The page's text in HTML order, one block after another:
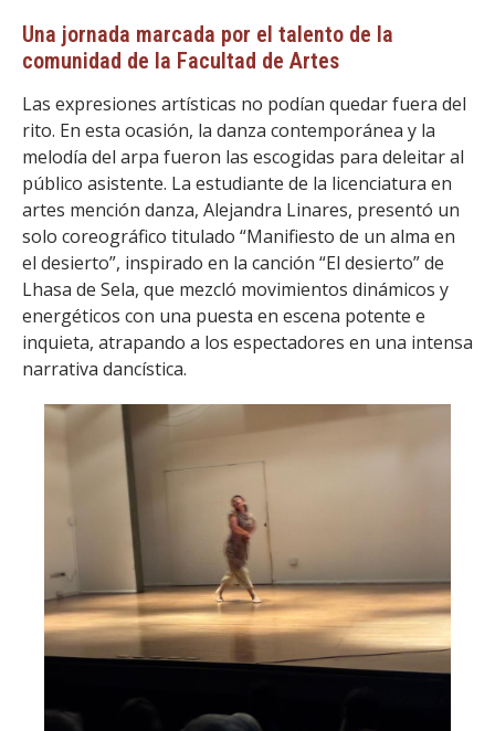
Una jornada marcada por el talento de la
comunidad de la Facultad de Artes
Las expresiones artísticas no podían quedar fuera del
rito. En esta ocasión, la danza contemporánea y la
melodía del arpa fueron las escogidas para deleitar al
público asistente. La estudiante de la licenciatura en
artes mención danza, Alejandra Linares, presentó un
solo coreográfico titulado “Manifiesto de un alma en
el desierto”, inspirado en la canción “El desierto” de
Lhasa de Sela, que mezcló movimientos dinámicos y
energéticos con una puesta en escena potente e
inquieta, atrapando a los espectadores en una intensa
narrativa dancística.